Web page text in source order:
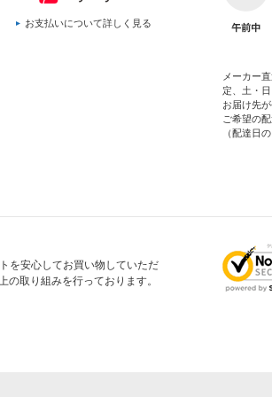
お支払いについて詳しく見る
メーカー
定、土・
お届け先
ご希望の
（配達日
を安心してお買い物していただ
の取り組みを行っております。